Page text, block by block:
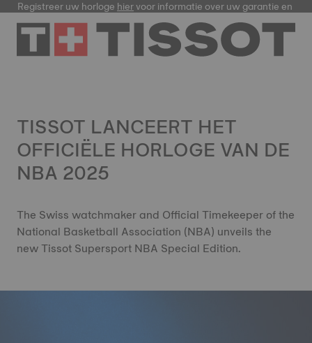
Registreer uw horlogehiervoor informatie over uw garantie en meer
TISSOT LANCEERT HET
OFFICIËLE HORLOGE VAN DE
NBA 2025
The Swiss watchmaker and Official Timekeeper of the
National Basketball Association (NBA) unveils the
new Tissot Supersport NBA Special Edition.